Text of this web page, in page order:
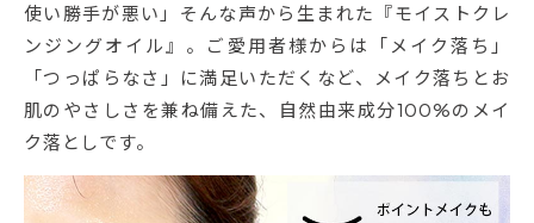
使い勝手が悪い」そんな声から生まれた『モイストクレ
ンジングオイル』。ご愛用者様からは「メイク落ち」
「つっぱらなさ」に満足いただくなど、メイク落ちとお
肌のやさしさを兼ね備えた、自然由来成分100%のメイ
ク落としです。